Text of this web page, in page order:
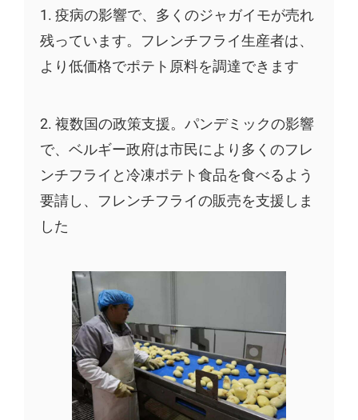
1. 疫病の影響で、多くのジャガイモが売れ
残っています。フレンチフライ生産者は、
より低価格でポテト原料を調達できます
2. 複数国の政策支援。パンデミックの影響
で、ベルギー政府は市民により多くのフレ
ンチフライと冷凍ポテト食品を食べるよう
要請し、フレンチフライの販売を支援しま
した